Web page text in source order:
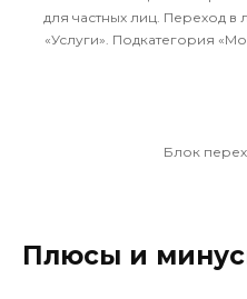
для частных лиц. Переход в
«Услуги». Подкатегория
Блок
Плюсы и